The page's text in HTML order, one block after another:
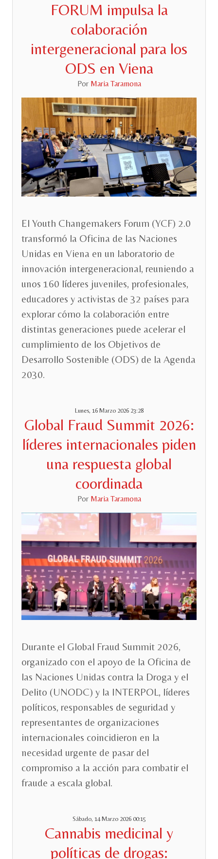
FORUM impulsa la
colaboración
intergeneracional para los
ODS en Viena
Por Maria Taramona
El Youth Changemakers Forum (YCF) 2.0
transformó la Oficina de las Naciones
Unidas en Viena en un laboratorio de
innovación intergeneracional, reuniendo a
unos 160 líderes juveniles, profesionales,
educadores y activistas de 32 países para
explorar cómo la colaboración entre
distintas generaciones puede acelerar el
cumplimiento de los Objetivos de
Desarrollo Sostenible (ODS) de la Agenda
2030.
Lunes, 16 Marzo 2026 23:28
Global Fraud Summit 2026:
líderes internacionales piden
una respuesta global
coordinada
Por Maria Taramona
Durante el Global Fraud Summit 2026,
organizado con el apoyo de la Oficina de
las Naciones Unidas contra la Droga y el
Delito (UNODC) y la INTERPOL, líderes
políticos, responsables de seguridad y
representantes de organizaciones
internacionales coincidieron en la
necesidad urgente de pasar del
compromiso a la acción para combatir el
fraude a escala global.
Sábado, 14 Marzo 2026 00:15
Cannabis medicinal y
políticas de drogas: